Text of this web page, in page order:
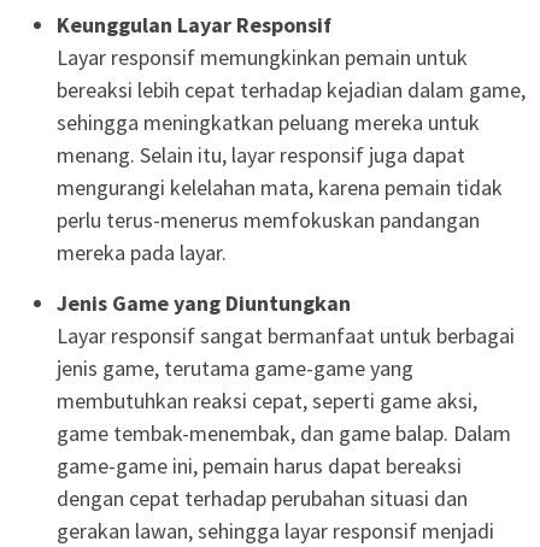
Keunggulan Layar Responsif
Layar responsif memungkinkan pemain untuk
bereaksi lebih cepat terhadap kejadian dalam game,
sehingga meningkatkan peluang mereka untuk
menang. Selain itu, layar responsif juga dapat
mengurangi kelelahan mata, karena pemain tidak
perlu terus-menerus memfokuskan pandangan
mereka pada layar.
Jenis Game yang Diuntungkan
Layar responsif sangat bermanfaat untuk berbagai
jenis game, terutama game-game yang
membutuhkan reaksi cepat, seperti game aksi,
game tembak-menembak, dan game balap. Dalam
game-game ini, pemain harus dapat bereaksi
dengan cepat terhadap perubahan situasi dan
gerakan lawan, sehingga layar responsif menjadi